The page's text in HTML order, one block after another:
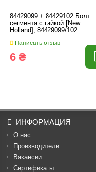
84429099 + 84429102 Болт
сегмента с гайкой [New
Holland], 84429099/102
Написать отзыв
6 ₴
ИНФОРМАЦИЯ
О нас
Производители
Вакансии
Cертификаты